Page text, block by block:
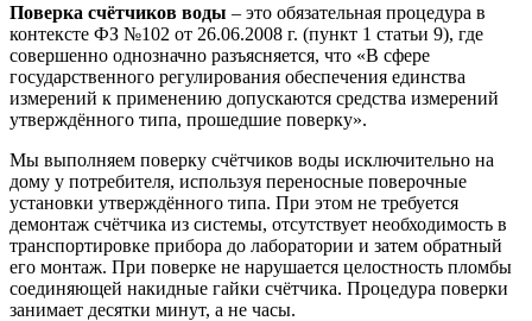
Поверка счётчиков воды – это обязательная процедура в
контексте ФЗ №102 от 26.06.2008 г. (пункт 1 статьи 9), где
совершенно однозначно разъясняется, что «В сфере
государственного регулирования обеспечения единства
измерений к применению допускаются средства измерений
утверждённого типа, прошедшие поверку».
Мы выполняем поверку счётчиков воды исключительно на
дому у потребителя, используя переносные поверочные
установки утверждённого типа. При этом не требуется
демонтаж счётчика из системы, отсутствует необходимость в
транспортировке прибора до лаборатории и затем обратный
его монтаж. При поверке не нарушается целостность пломбы
соединяющей накидные гайки счётчика. Процедура поверки
занимает десятки минут, а не часы.